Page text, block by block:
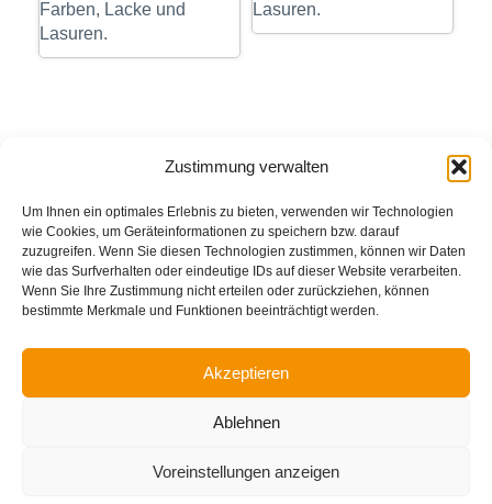
Zustimmung verwalten
Um Ihnen ein optimales Erlebnis zu bieten, verwenden wir Technologien
wie Cookies, um Geräteinformationen zu speichern bzw. darauf
zuzugreifen. Wenn Sie diesen Technologien zustimmen, können wir Daten
wie das Surfverhalten oder eindeutige IDs auf dieser Website verarbeiten.
Wenn Sie Ihre Zustimmung nicht erteilen oder zurückziehen, können
bestimmte Merkmale und Funktionen beeinträchtigt werden.
Akzeptieren
Ablehnen
Voreinstellungen anzeigen
Farben, Lacke und
Lasuren.
Lasuren.
Datenschutzerklärung